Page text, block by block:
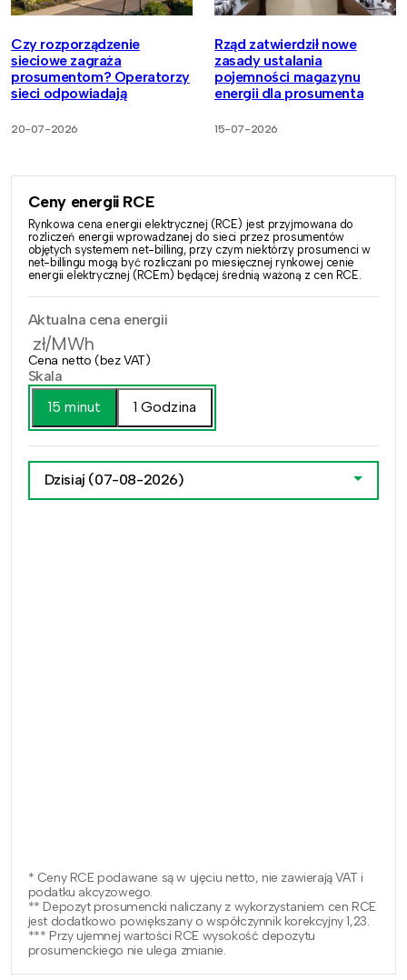
Czy rozporządzenie
sieciowe zagraża
prosumentom? Operatorzy
sieci odpowiadają
20-07-2026
Rząd zatwierdził nowe
zasady ustalania
pojemności magazynu
energii dla prosumenta
15-07-2026
Ceny energii RCE
Rynkowa cena energii elektrycznej (RCE) jest przyjmowana do
rozliczeń energii wprowadzanej do sieci przez prosumentów
objętych systemem net-billing, przy czym niektórzy prosumenci w
net-billingu mogą być rozliczani po miesięcznej rynkowej cenie
energii elektrycznej (RCEm) będącej średnią ważoną z cen RCE.
Aktualna cena energii
zł/MWh
Cena netto (bez VAT)
Skala
15 minut
1 Godzina
Dzisiaj (07-08-2026)
* Ceny RCE podawane są w ujęciu netto, nie zawierają VAT i
podatku akcyzowego.
** Depozyt prosumencki naliczany z wykorzystaniem cen RCE
jest dodatkowo powiększany o współczynnik korekcyjny 1,23.
*** Przy ujemnej wartości RCE wysokość depozytu
prosumenckiego nie ulega zmianie.